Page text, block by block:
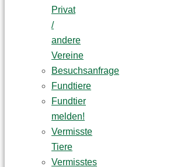
Privat
/
andere
Vereine
Besuchsanfrage
Fundtiere
Fundtier
melden!
Vermisste
Tiere
Vermisstes